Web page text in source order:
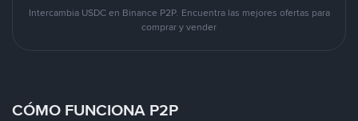
Intercambia USDC en Binance P2P. Encuentra las mejores ofertas para
comprar y vender
CÓMO FUNCIONA P2P